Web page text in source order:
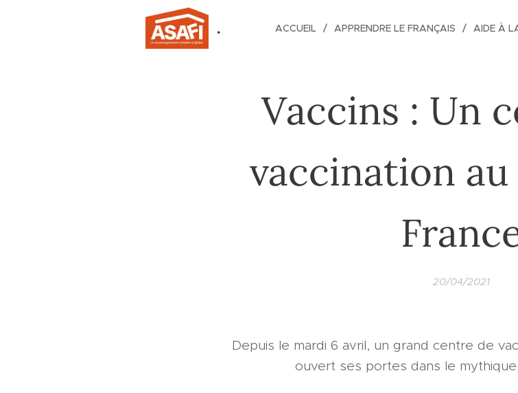
. ACCUEIL APPRENDRE LE FRANÇAIS AIDE À
Vaccins : Un
vaccination au
20/04/2021
Depuis le mardi 6 avril, un grand centre de
ouvert ses portes dans le